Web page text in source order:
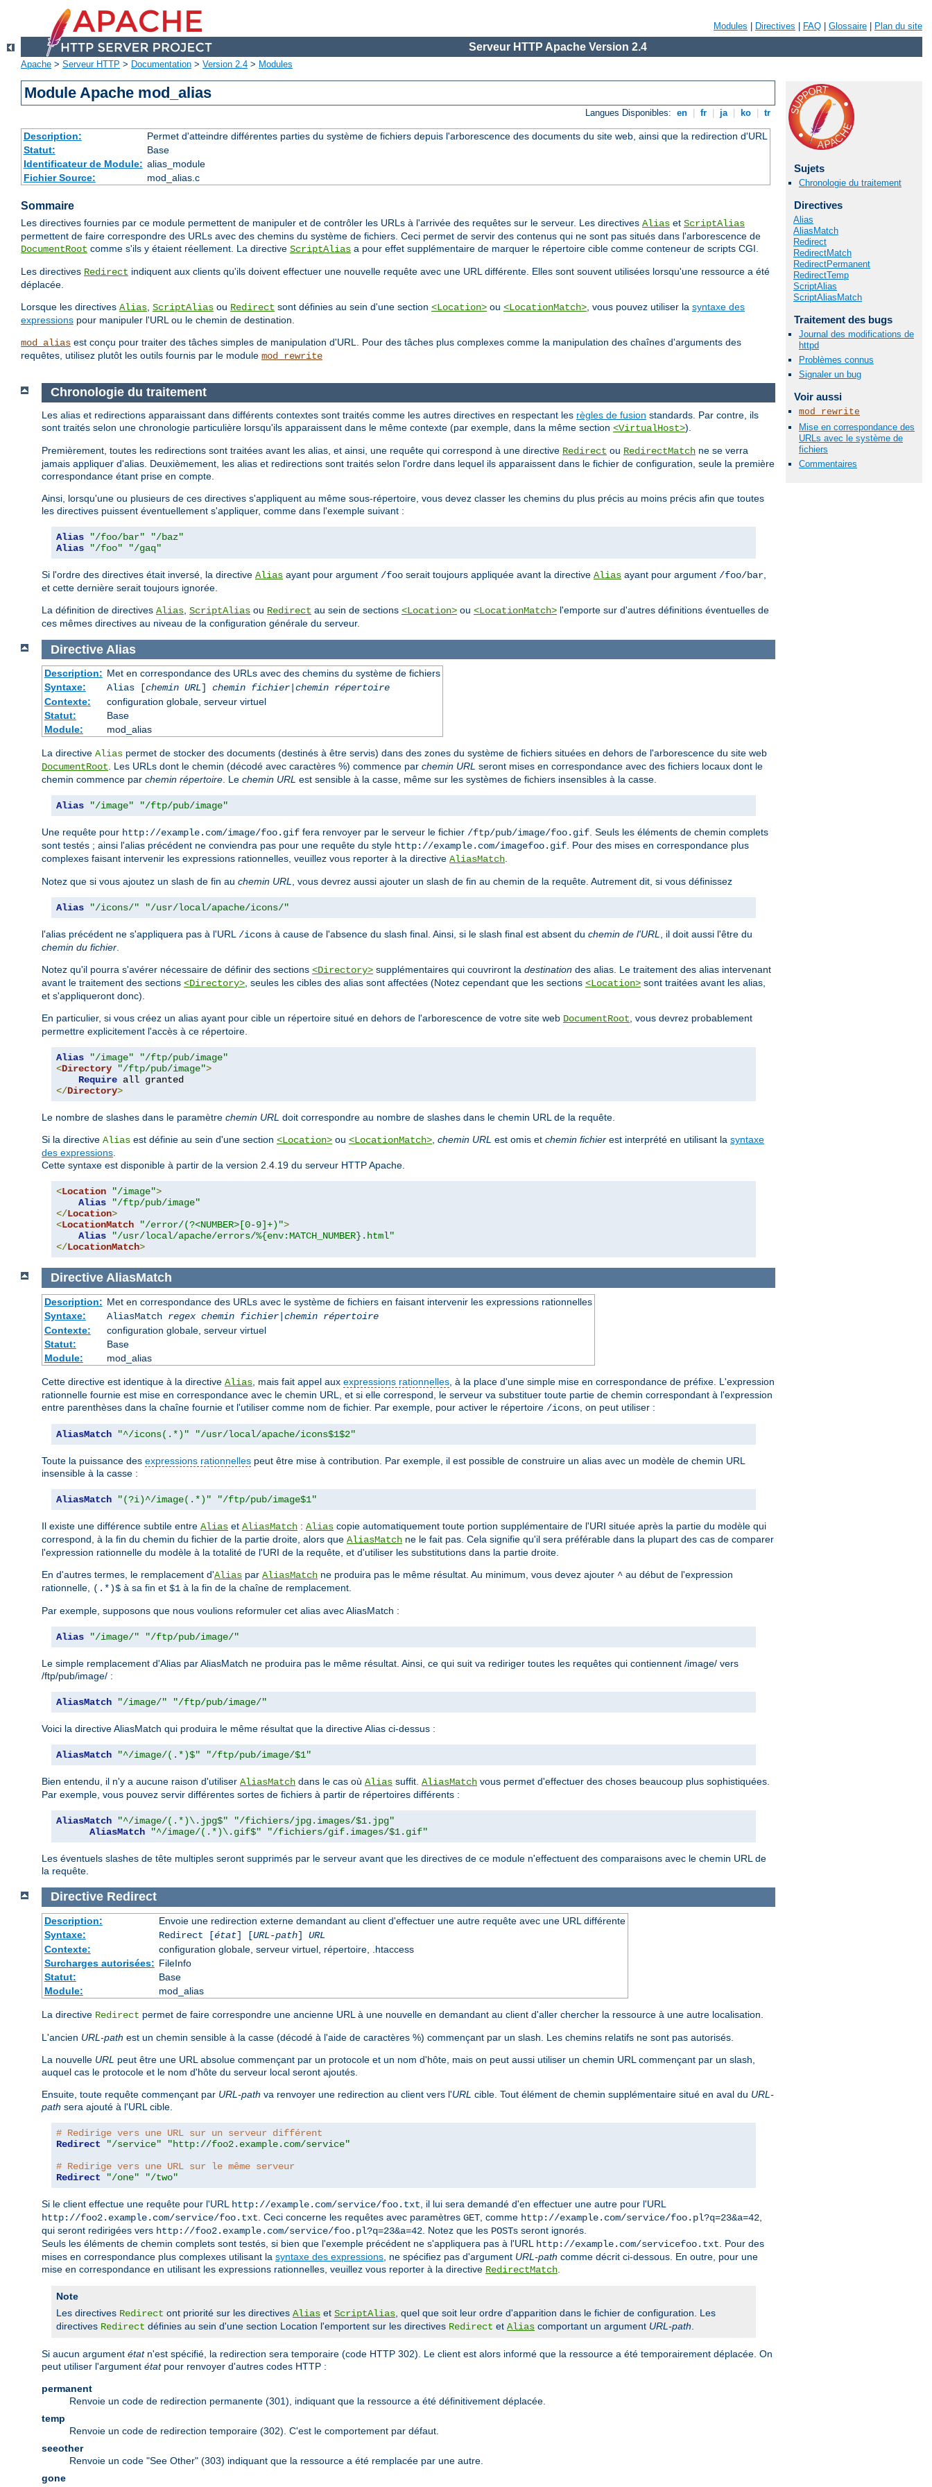
Modules Directives FAQ Glossaire Plan du site
Serveur HTTP Apache Version 2.4
Apache > Serveur HTTP > Documentation > Version 2.4 > Modules
Module Apache mod_alias
Langues Disponibles: en fr ja ko tr
Description:
Permet d'atteindre différentes parties du système de fichiers depuis l'arborescence des documents du site web, ainsi que la redirection d'URL
Statut:
Base
Identificateur de Module: alias_module
Fichier Source:
mod_alias.c
Sommaire
Les directives fournies par ce module permettent de manipuler et de contrôler les URLs à l'arrivée des requêtes sur le serveur. Les directives Alias et ScriptAlias
permettent de faire correspondre des URLs avec des chemins du système de fichiers. Ceci permet de servir des contenus qui ne sont pas situés dans l'arborescence de
DocumentRoot comme s'ils y étaient réellement. La directive ScriptAlias a pour effet supplémentaire de marquer le répertoire cible comme conteneur de scripts CGI.
Les directives Redirect indiquent aux clients qu'ils doivent effectuer une nouvelle requête avec une URL différente. Elles sont souvent utilisées lorsqu'une ressource a été
déplacée.
Lorsque les directives Alias, ScriptAlias ou Redirect sont définies au sein d'une section <Location> ou <LocationMatch>, vous pouvez utiliser la syntaxe des
expressions pour manipuler l'URL ou le chemin de destination.
mod_alias est conçu pour traiter des tâches simples de manipulation d'URL. Pour des tâches plus complexes comme la manipulation des chaînes d'arguments des
requêtes, utilisez plutôt les outils fournis par le module mod_rewrite
Sujets
Chronologie du traitement
Directives
Alias
AliasMatch
Redirect
RedirectMatch
RedirectPermanent
RedirectTemp
ScriptAlias
ScriptAliasMatch
Traitement des bugs
Journal des modifications de
httpd
Problèmes connus
Signaler un bug
Voir aussi
mod_rewrite
Mise en correspondance des
URLs avec le système de
fichiers
Commentaires
Chronologie du traitement
Les alias et redirections apparaissant dans différents contextes sont traités comme les autres directives en respectant les règles de fusion standards. Par contre, ils
sont traités selon une chronologie particulière lorsqu'ils apparaissent dans le même contexte (par exemple, dans la même section <VirtualHost>).
Premièrement, toutes les redirections sont traitées avant les alias, et ainsi, une requête qui correspond à une directive Redirect ou RedirectMatch ne se verra
jamais appliquer d'alias. Deuxièmement, les alias et redirections sont traités selon l'ordre dans lequel ils apparaissent dans le fichier de configuration, seule la première
correspondance étant prise en compte.
Ainsi, lorsqu'une ou plusieurs de ces directives s'appliquent au même sous-répertoire, vous devez classer les chemins du plus précis au moins précis afin que toutes
les directives puissent éventuellement s'appliquer, comme dans l'exemple suivant :
Alias "/foo/bar"
"/baz"
Alias
"/foo" "/gaq"
Si l'ordre des directives était inversé, la directive Alias ayant pour argument /foo serait toujours appliquée avant la directive Alias ayant pour argument /foo/bar
et cette dernière serait toujours ignorée.
La définition de directives Alias ScriptAlias ou Redirect au sein de sections <Location> ou <LocationMatch> l'emporte sur d'autres définitions éventuelles de
ces mêmes directives au niveau de la configuration générale du serveur.
Directive Alias
Description: Met en correspondance des URLs avec des chemins du système de fichiers
Syntaxe:
Alias [chemin URL] chemin fichier| chemin répertoire
Contexte:
configuration globale, serveur virtuel
Statut:
Base
Module:
mod_alias
La directive Alias permet de stocker des documents (destinés à être servis) dans des zones du système de fichiers situées en dehors de l'arborescence du site web
DocumentRoot. Les URLs dont le chemin (décodé avec caractères %) commence par chemin URL seront mises en correspondance avec des fichiers locaux dont le
chemin commence par chemin répertoire. Le chemin URL est sensible à la casse, même sur les systèmes de fichiers insensibles à la casse.
Alias "/image" "/ftp/pub/image"
Une requête pour http://example.com/image/foo.gif fera renvoyer par le serveur le fichier /ftp/pub/image/foo.gif. Seuls les éléments de chemin complets
sont testés ; ainsi l'alias précédent ne conviendra pas pour une requête du style http://example.com/imagefoo.gif. Pour des mises en correspondance plus
complexes faisant intervenir les expressions rationnelles, veuillez vous reporter à la directive AliasMatch.
Notez que si vous ajoutez un slash de fin au chemin URL, vous devrez aussi ajouter un slash de fin au chemin de la requête. Autrement dit, si vous définissez
Alias "/icons/" "/usr/local/apache/icons/"
l'alias précédent ne s'appliquera pas à l'URL /icons à cause de l'absence du slash final. Ainsi, si le slash final est absent du chemin de l'URL, il doit aussi l'être du
chemin du fichier.
Notez qu'il pourra s'avérer nécessaire de définir des sections <Directory> supplémentaires qui couvriront la destination des alias. Le traitement des alias intervenant
avant le traitement des sections <Directory>, seules les cibles des alias sont affectées (Notez cependant que les sections <Location> sont traitées avant les alias,
et s'appliqueront donc).
En particulier, si vous créez un alias ayant pour cible un répertoire situé en dehors de l'arborescence de votre site web DocumentRoot, vous devrez probablement
permettre explicitement l'accès à ce répertoire.
Alias "/image"
"/ftp/pub/image"
<Directory "/ftp/pub/image">
Require
</Directory>
Le nombre de slashes dans le paramètre chemin URL doit correspondre au nombre de slashes dans le chemin URL de la requête.
Si la directive Alias est définie au sein d'une section <Location> ou <LocationMatch>, chemin URL est omis et chemin fichier est interprété en utilisant la syntaxe
des expressions.
Cette syntaxe est disponible à partir de la version 2.4.19 du serveur HTTP Apache.
<Location "/image">
Alias
"/ftp/pub/image"
</Location>
<LocationMatch "/error/(?<NUMBER>[0-9]+)">
Alias
"/usr/local/apache/errors/%{env:MATCH_NUMBER}.html"
</LocationMatch>
Directive AliasMatch
Description: Met en correspondance des URLs avec le système de fichiers en faisant intervenir les expressions rationnelles
Syntaxe:
AliasMatch regex chemin fichier| chemin répertoire
Contexte:
configuration globale, serveur virtuel
Statut:
Base
Module:
mod_alias
Cette directive est identique à la directive Alias , mais fait appel aux expressions rationnelles , à la place d'une simple mise en correspondance de préfixe. L'expression
rationnelle fournie est mise en correspondance avec le chemin URL, et si elle correspond, le serveur va substituer toute partie de chemin correspondant à l'expression
entre parenthèses dans la chaîne fournie et l'utiliser comme nom de fichier. Par exemple, pour activer le répertoire /icons , on peut utiliser :
AliasMatch "^/icons(.*)" "/usr/local/apache/icons$1$2"
Toute la puissance des expressions rationnelles peut être mise à contribution. Par exemple, il est possible de construire un alias avec un modèle de chemin URL
insensible à la casse :
AliasMatch "(?i)^/image(.*)" "/ftp/pub/image$1"
Il existe une différence subtile entre Alias et AliasMatch : Alias copie automatiquement toute portion supplémentaire de l'URI située après la partie du modèle qui
correspond, à la fin du chemin du fichier de la partie droite, alors que AliasMatch ne le fait pas. Cela signifie qu'il sera préférable dans la plupart des cas de comparer
l'expression rationnelle du modèle à la totalité de l'URI de la requête, et d'utiliser les substitutions dans la partie droite.
En d'autres termes, le remplacement d'Alias par AliasMatch ne produira pas le même résultat. Au minimum, vous devez ajouter ^ au début de l'expression
rationnelle,
(.*)$ à sa fin et $1 à la fin de la chaîne de remplacement.
Par exemple, supposons que nous voulions reformuler cet alias avec AliasMatch :
Alias "/image/" "/ftp/pub/image/"
Le simple remplacement d'Alias par AliasMatch ne produira pas le même résultat. Ainsi, ce qui suit va rediriger toutes les requêtes qui contiennent /image/ vers
/ftp/pub/image/ :
AliasMatch "/image/" "/ftp/pub/image/"
Voici la directive AliasMatch qui produira le même résultat que la directive Alias ci-dessus :
AliasMatch "^/image/(.*)$" "/ftp/pub/image/$1"
Bien entendu, il n'y a aucune raison d'utiliser AliasMatch dans le cas où Alias suffit. AliasMatch vous permet d'effectuer des choses beaucoup plus sophistiquées.
Par exemple, vous pouvez servir différentes sortes de fichiers à partir de répertoires différents :
AliasMatch "^/image/(.*)\.jpg$"
"/fichiers/jpg.images/$1.jpg"
AliasMatch
"^/image/(.*)\.gif$" "/fichiers/gif.images/$1.gif"
Les éventuels slashes de tête multiples seront supprimés par le serveur avant que les directives de ce module n'effectuent des comparaisons avec le chemin URL de
la requête.
Directive Redirect
Description:
Envoie une redirection externe demandant au client d'effectuer une autre requête avec une URL différente
Syntaxe:
Redirect [état] [URL-path] URL
Contexte:
configuration globale, serveur virtuel, répertoire, .htaccess
Surcharges autorisées: FileInfo
Statut:
Base
Module:
mod_alias
La directive Redirect permet de faire correspondre une ancienne URL à une nouvelle en demandant au client d'aller chercher la ressource à une autre localisation.
L'ancien URL-path est un chemin sensible à la casse (décodé à l'aide de caractères %) commençant par un slash. Les chemins relatifs ne sont pas autorisés.
La nouvelle URL peut être une URL absolue commençant par un protocole et un nom d'hôte, mais on peut aussi utiliser un chemin URL commençant par un slash,
auquel cas le protocole et le nom d'hôte du serveur local seront ajoutés.
Ensuite, toute requête commençant par URL-path va renvoyer une redirection au client vers l'URL cible. Tout élément de chemin supplémentaire situé en aval du URL-
path sera ajouté à l'URL cible.
# Redirige vers une URL sur un serveur différent
Redirect
"/service"
"http://foo2.example.com/service"
# Redirige vers une URL sur le même serveur
Redirect
"/one" "/two"
Si le client effectue une requête pour l'URL http://example.com/service/foo.txt , il lui sera demandé d'en effectuer une autre pour l'URL
http://foo2.example.com/service/foo.txt . Ceci concerne les requêtes avec paramètres GET , comme http://example.com/service/foo.pl?q=23&a=42
qui seront redirigées vers http://foo2.example.com/service/foo.pl?q=23&a=42 . Notez que les POSTs seront ignorés.
Seuls les éléments de chemin complets sont testés, si bien que l'exemple précédent ne s'appliquera pas à l'URL
http://example.com/servicefoo.txt . Pour des
mises en correspondance plus complexes utilisant la syntaxe des expressions , ne spécifiez pas d'argument URL-path comme décrit ci-dessous. En outre, pour une
mise en correspondance en utilisant les expressions rationnelles, veuillez vous reporter à la directive RedirectMatch
Note
Les directives Redirect ont priorité sur les directives Alias et ScriptAlias , quel que soit leur ordre d'apparition dans le fichier de configuration. Les
directives Redirect définies au sein d'une section Location l'emportent sur les directives Redirect et Alias comportant un argument URL-path
Si aucun argument étatn'est spécifié, la redirection sera temporaire (code HTTP 302). Le client est alors informé que la ressource a été temporairement déplacée. On
peut utiliser l'argument étatpour renvoyer d'autres codes HTTP :
permanent
Renvoie un code de redirection permanente (301), indiquant que la ressource a été définitivement déplacée.
temp
Renvoie un code de redirection temporaire (302). C'est le comportement par défaut.
seeother
Renvoie un code "See Other" (303) indiquant que la ressource a été remplacée par une autre.
gone